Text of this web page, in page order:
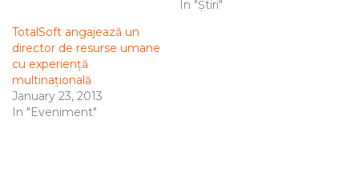
In "Știri"
TotalSoft angajează un
director de resurse umane
cu experiență
multinațională
January 23, 2013
In "Eveniment"